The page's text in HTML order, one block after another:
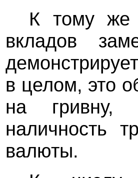
К тому же
вкладов
в целом, это
на гривну,
наличность
валюты.